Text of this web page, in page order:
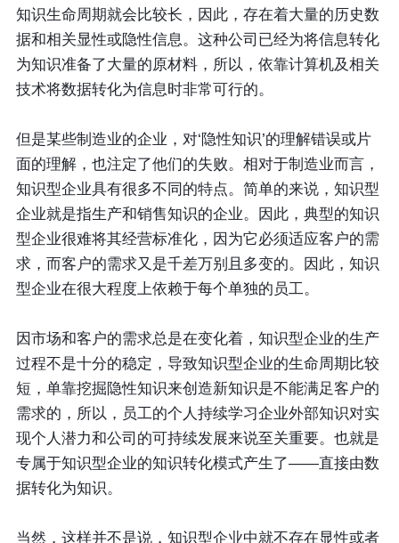
知识生命周期就会比较长，因此，存在着大量的历史数
据和相关显性或隐性信息。这种公司已经为将信息转化
为知识准备了大量的原材料，所以，依靠计算机及相关
技术将数据转化为信息时非常可行的。
但是某些制造业的企业，对‘隐性知识’的理解错误或片
面的理解，也注定了他们的失败。相对于制造业而言，
知识型企业具有很多不同的特点。简单的来说，知识型
企业就是指生产和销售知识的企业。因此，典型的知识
型企业很难将其经营标准化，因为它必须适应客户的需
求，而客户的需求又是千差万别且多变的。因此，知识
型企业在很大程度上依赖于每个单独的员工。
因市场和客户的需求总是在变化着，知识型企业的生产
过程不是十分的稳定，导致知识型企业的生命周期比较
短，单靠挖掘隐性知识来创造新知识是不能满足客户的
需求的，所以，员工的个人持续学习企业外部知识对实
现个人潜力和公司的可持续发展来说至关重要。也就是
专属于知识型企业的知识转化模式产生了——直接由数
据转化为知识。
当然，这样并不是说，知识型企业中就不存在显性或者